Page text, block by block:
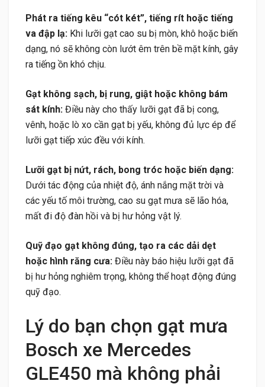
Phát ra tiếng kêu “cót két”, tiếng rít hoặc tiếng
va đập lạ: Khi lưỡi gạt cao su bị mòn, khô hoặc biến
dạng, nó sẽ không còn lướt êm trên bề mặt kính, gây
ra tiếng ồn khó chịu.
Gạt không sạch, bị rung, giật hoặc không bám
sát kính: Điều này cho thấy lưỡi gạt đã bị cong,
vênh, hoặc lò xo cần gạt bị yếu, không đủ lực ép để
lưỡi gạt tiếp xúc đều với kính.
Lưỡi gạt bị nứt, rách, bong tróc hoặc biến dạng:
Dưới tác động của nhiệt độ, ánh nắng mặt trời và
các yếu tố môi trường, cao su gạt mưa sẽ lão hóa,
mất đi độ đàn hồi và bị hư hỏng vật lý.
Quỹ đạo gạt không đúng, tạo ra các dải dẹt
hoặc hình răng cưa: Điều này báo hiệu lưỡi gạt đã
bị hư hỏng nghiêm trọng, không thể hoạt động đúng
quỹ đạo.
Lý do bạn chọn gạt mưa
Bosch xe Mercedes
GLE450 mà không phải